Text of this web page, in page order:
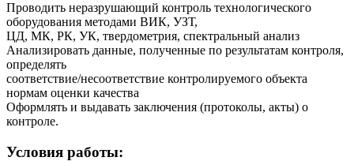
Проводить неразрушающий контроль технологического
оборудования методами ВИК, УЗТ,
ЦД, МК, РК, УК, твердометрия, спектральный анализ
Анализировать данные, полученные по результатам контроля,
определять
соответствие/несоответствие контролируемого объекта
нормам оценки качества
Оформлять и выдавать заключения (протоколы, акты) о
контроле.
Условия работы: